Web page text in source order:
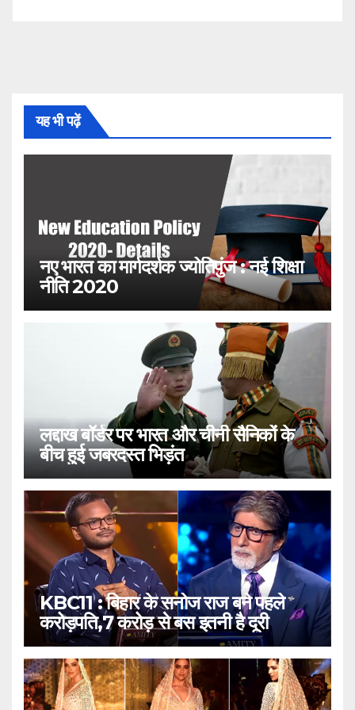
यह भी पढ़ें
नए भारत का मार्गदर्शक ज्योतिपुंज : नई शिक्षा
नीति 2020
लद्दाख बॉर्डर पर भारत और चीनी सैनिकों के
बीच हुई जबरदस्त भिड़ंत
KBC11 : बिहार के सनोज राज बने पहले
करोड़पति,7 करोड़ से बस इतनी है दूरी